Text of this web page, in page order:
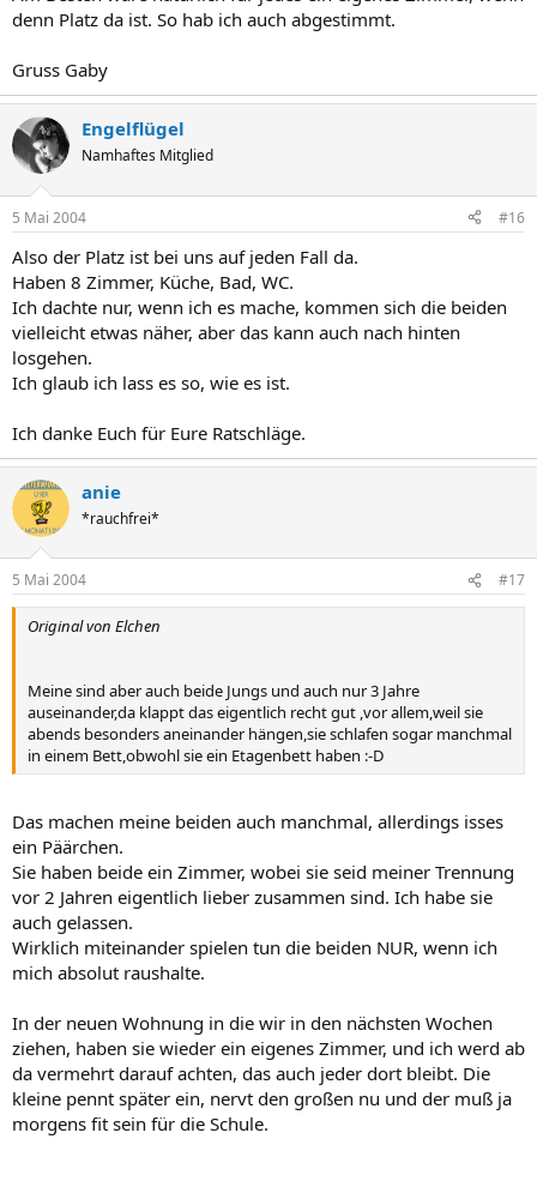
denn Platz da ist. So hab ich auch abgestimmt.
Gruss Gaby
Engelflügel
Namhaftes Mitglied
5 Mai 2004 #16
Also der Platz ist bei uns auf jeden Fall da.
Haben 8 Zimmer, Küche, Bad, WC.
Ich dachte nur, wenn ich es mache, kommen sich die beiden
vielleicht etwas näher, aber das kann auch nach hinten
losgehen.
Ich glaub ich lass es so, wie es ist.
Ich danke Euch für Eure Ratschläge.
anie
*rauchfrei*
5 Mai 2004 #17
Original von Elchen
Meine sind aber auch beide Jungs und auch nur 3 Jahre
auseinander,da klappt das eigentlich recht gut ,vor allem,weil sie
abends besonders aneinander hängen,sie schlafen sogar manchmal
in einem Bett,obwohl sie ein Etagenbett haben :-D
Das machen meine beiden auch manchmal, allerdings isses
ein Päärchen.
Sie haben beide ein Zimmer, wobei sie seid meiner Trennung
vor 2 Jahren eigentlich lieber zusammen sind. Ich habe sie
auch gelassen.
Wirklich miteinander spielen tun die beiden NUR, wenn ich
mich absolut raushalte.
In der neuen Wohnung in die wir in den nächsten Wochen
ziehen, haben sie wieder ein eigenes Zimmer, und ich werd ab
da vermehrt darauf achten, das auch jeder dort bleibt. Die
kleine pennt später ein, nervt den großen nu und der muß ja
morgens fit sein für die Schule.